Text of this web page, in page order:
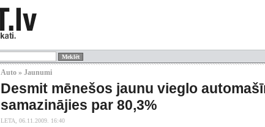
Auto » Jaunumi
Desmit mēnešos jaunu vieglo
samazinājies par 80,3%
LETA, 06.11.2009. 16:40